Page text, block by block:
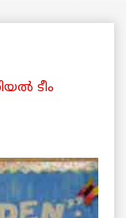
ടീം